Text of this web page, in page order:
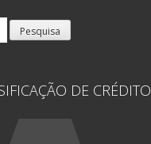
Pesquisa
DE CRÉDITO